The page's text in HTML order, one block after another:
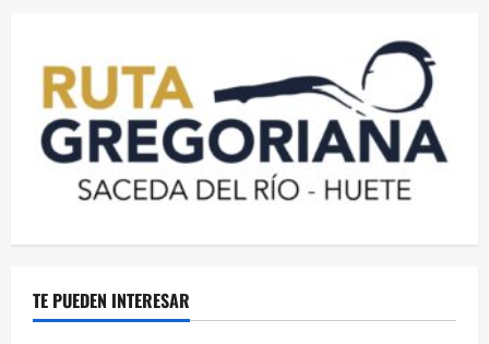
TE PUEDEN INTERESAR